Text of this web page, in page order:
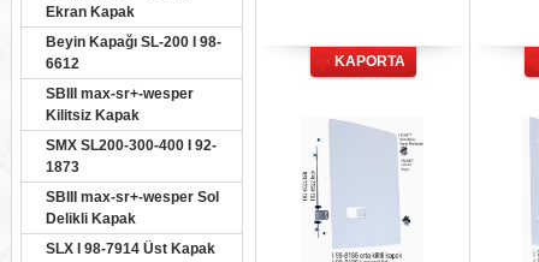
Ekran Kapak
Beyin Kapağı SL-200 I 98-
6612
SBIII max-sr+-wesper
Kilitsiz Kapak
SMX SL200-300-400 I 92-
1873
SBIII max-sr+-wesper Sol
Delikli Kapak
SLX I 98-7914 Üst Kapak
KAPORTA